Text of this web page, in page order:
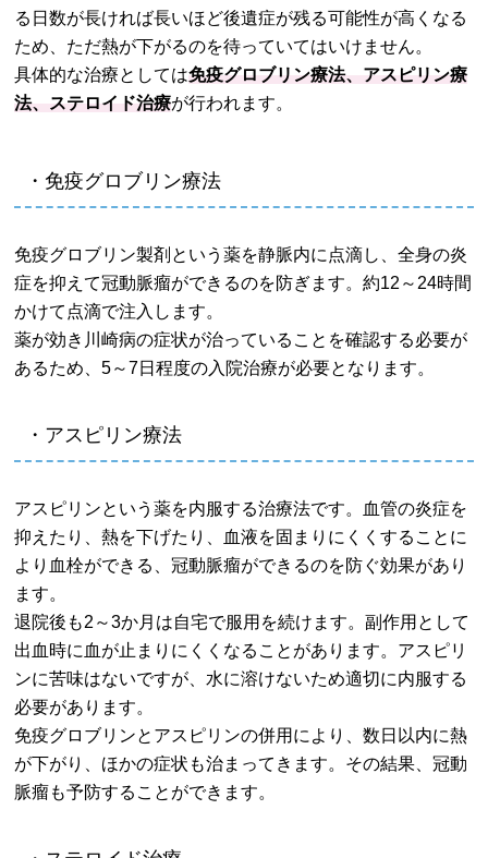
る日数が長ければ長いほど後遺症が残る可能性が高くなる
ため、ただ熱が下がるのを待っていてはいけません。
具体的な治療としては免疫グロブリン療法、アスピリン療
法、ステロイド治療が行われます。
・免疫グロブリン療法
免疫グロブリン製剤という薬を静脈内に点滴し、全身の炎
症を抑えて冠動脈瘤ができるのを防ぎます。約12～24時間
かけて点滴で注入します。
薬が効き川崎病の症状が治っていることを確認する必要が
あるため、5～7日程度の入院治療が必要となります。
・アスピリン療法
アスピリンという薬を内服する治療法です。血管の炎症を
抑えたり、熱を下げたり、血液を固まりにくくすることに
より血栓ができる、冠動脈瘤ができるのを防ぐ効果があり
ます。
退院後も2～3か月は自宅で服用を続けます。副作用として
出血時に血が止まりにくくなることがあります。アスピリ
ンに苦味はないですが、水に溶けないため適切に内服する
必要があります。
免疫グロブリンとアスピリンの併用により、数日以内に熱
が下がり、ほかの症状も治まってきます。その結果、冠動
脈瘤も予防することができます。